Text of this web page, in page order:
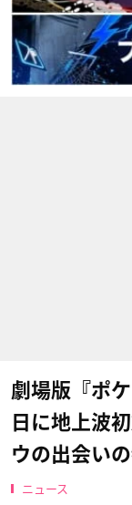
劇場版『ポ
日に地上波
ウの出会い
ニュース